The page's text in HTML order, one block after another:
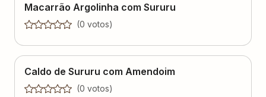
Macarrão Argolinha com Sururu
(0 votos)
Caldo de Sururu com Amendoim
(0 votos)